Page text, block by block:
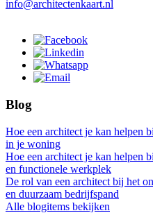
info@architectenkaart.nl
Blog
Hoe een architect je kan helpen
in je woning
Hoe een architect je kan helpen
en functionele werkplek
De rol van een architect bij het
en duurzaam bedrijfspand
Alle blogitems bekijken